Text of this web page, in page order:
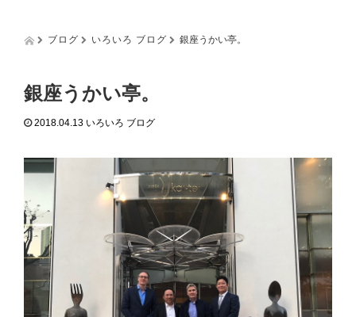
t
i
ブログ いろいろ ブログ 銀座うかい亭。
銀座うかい亭。
2018.04.13 いろいろ ブログ